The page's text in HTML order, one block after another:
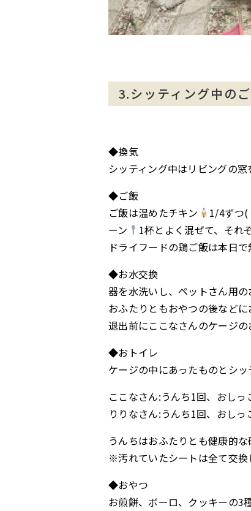
3.シッティング中の
◆換気
シッティング中はリビングの
◆ご飯
ご飯は温めたチキン
1/4ずつ(
ーン
1杯とよく混ぜて、それ
ドライフードの鶏ご飯は本日で
◆お水交換
器を水洗いし、ペットさん用
おふたりともおやつの後など
退出前にここなさんのケージ
◆おトイレ
ケージの中にあったものとシ
ここなさん:うんち1回、おしっ
りりなさん:うんち1回、おしっ
うんちはおふたりとも健康的な
※汚れていたシートは全て交換
◆おやつ
お煎餅、ボーロ、クッキーの3